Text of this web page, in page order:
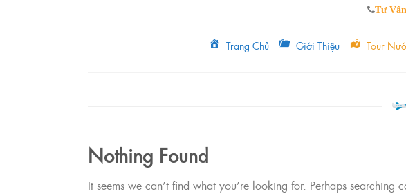
Tư
Trang Chủ Giới Thiệu Tour
Nothing Found
It seems we can’t find what you’re looking for. Perhaps searching